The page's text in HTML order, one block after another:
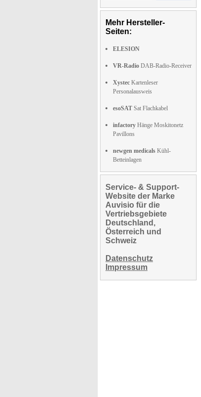
Mehr Hersteller-
Seiten:
ELESION
VR-Radio DAB-Radio-Receiver
Xystec Kartenleser
Personalausweis
esoSAT Sat Flachkabel
infactory Hänge Moskitonetz
Pavillons
newgen medicals Kühl-
Betteinlagen
Service- & Support-
Website der Marke
Auvisio für die
Vertriebsgebiete
Deutschland,
Österreich und
Schweiz
Datenschutz
Impressum